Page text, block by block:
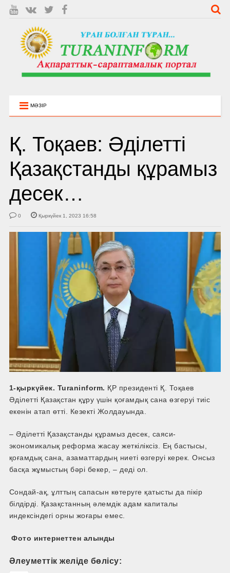
МӘЗІР
Қ. Тоқаев: Әділетті
Қазақстанды құрамыз
десек…
0 Қыркүйек 1, 2023 16:58
1-қыркүйек. Turaninform. ҚР президенті Қ. Тоқаев
Әділетті Қазақстан құру үшін қоғамдық сана өзгеруі тиіс
екенін атап өтті. Кезекті Жолдауында.
– Әділетті Қазақстанды құрамыз десек, саяси-
экономикалық реформа жасау жеткіліксіз. Ең бастысы,
қоғамдық сана, азаматтардың ниеті өзгеруі керек. Онсыз
басқа жұмыстың бәрі бекер, – деді ол.
Сондай-ақ, ұлттың сапасын көтеруге қатысты да пікір
білдірді. Қазақстанның әлемдік адам капиталы
индексіндегі орны жоғары емес.
Фото интернеттен алынды
Әлеуметтік желіде бөлісу: